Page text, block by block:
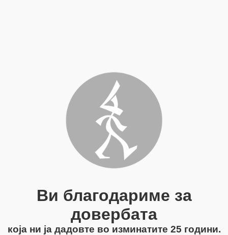
Ви благодариме за
довербата
која ни ја дадовте во изминатите 25 години.